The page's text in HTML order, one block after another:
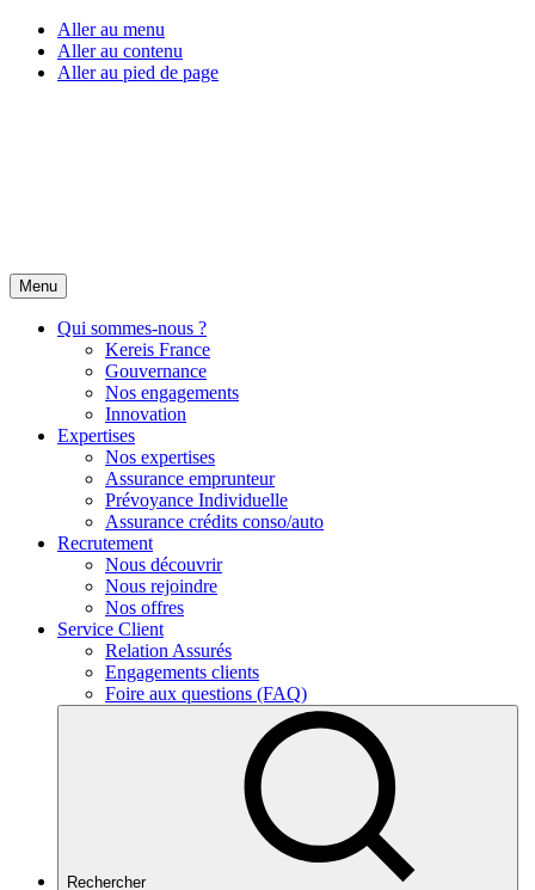
Aller au menu
Aller au contenu
Aller au pied de page
Menu
Qui sommes-nous ?
Kereis France
Gouvernance
Nos engagements
Innovation
Expertises
Nos expertises
Assurance emprunteur
Prévoyance Individuelle
Assurance crédits conso/auto
Recrutement
Nous découvrir
Nous rejoindre
Nos offres
Service Client
Relation Assurés
Engagements clients
Foire aux questions (FAQ)
Rechercher